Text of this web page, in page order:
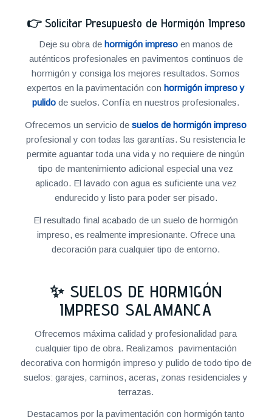
👉 Solicitar Presupuesto de Hormigón Impreso
Deje su obra dehormigón impreso en manos de
auténticos profesionales en pavimentos continuos de
hormigón y consiga los mejores resultados. Somos
expertos en la pavimentación conhormigón impreso y
pulido de suelos. Confía en nuestros profesionales.
Ofrecemos un servicio desuelos de hormigón impreso
profesional y con todas las garantías. Su resistencia le
permite aguantar toda una vida y no requiere de ningún
tipo de mantenimiento adicional especial una vez
aplicado. El lavado con agua es suficiente una vez
endurecido y listo para poder ser pisado.
El resultado final acabado de un suelo de hormigón
impreso, es realmente impresionante. Ofrece una
decoración para cualquier tipo de entorno.
✨ SUELOS DE HORMIGÓN
IMPRESO SALAMANCA
Ofrecemos máxima calidad y profesionalidad para
cualquier tipo de obra. Realizamos pavimentación
decorativa con hormigón impreso y pulido de todo tipo de
suelos: garajes, caminos, aceras, zonas residenciales y
terrazas.
Destacamos por la pavimentación con hormigón tanto